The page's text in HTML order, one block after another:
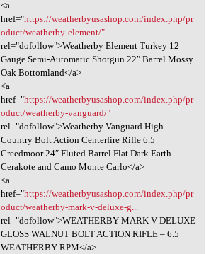
<a
href="https://weatherbyusashop.com/index.php/pr
oduct/weatherby-element/"
rel="dofollow">Weatherby Element Turkey 12
Gauge Semi-Automatic Shotgun 22″ Barrel Mossy
Oak Bottomland</a>
<a
href="https://weatherbyusashop.com/index.php/pr
oduct/weatherby-vanguard/"
rel="dofollow">Weatherby Vanguard High
Country Bolt Action Centerfire Rifle 6.5
Creedmoor 24″ Fluted Barrel Flat Dark Earth
Cerakote and Camo Monte Carlo</a>
<a
href="https://weatherbyusashop.com/index.php/pr
oduct/weatherby-mark-v-deluxe-g...
rel="dofollow">WEATHERBY MARK V DELUXE
GLOSS WALNUT BOLT ACTION RIFLE – 6.5
WEATHERBY RPM</a>